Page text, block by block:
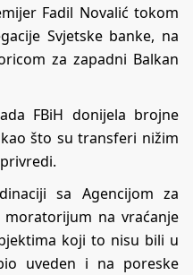
Fadil Novalić tokom
Svjetske banke, na
za zapadni Balkan
FBiH donijela brojne
što su transferi nižim
sa Agencijom za
moratorijum na vraćanje
koji to nisu bili u
uveden i na poreske